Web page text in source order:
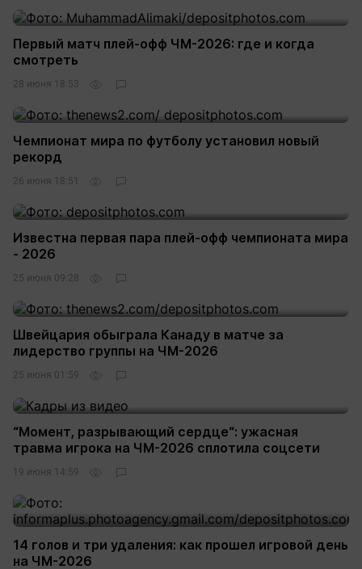
Первый матч плей-офф ЧМ-2026: где и когда
смотреть
28 июня 18:53
Чемпионат мира по футболу установил новый
рекорд
26 июня 18:51
Известна первая пара плей-офф чемпионата мира
- 2026
25 июня 09:28
Швейцария обыграла Канаду в матче за
лидерство группы на ЧМ-2026
25 июня 01:59
“Момент, разрывающий сердце“: ужасная
травма игрока на ЧМ-2026 сплотила соцсети
19 июня 14:59
14 голов и три удаления: как прошел игровой день
на ЧМ-2026